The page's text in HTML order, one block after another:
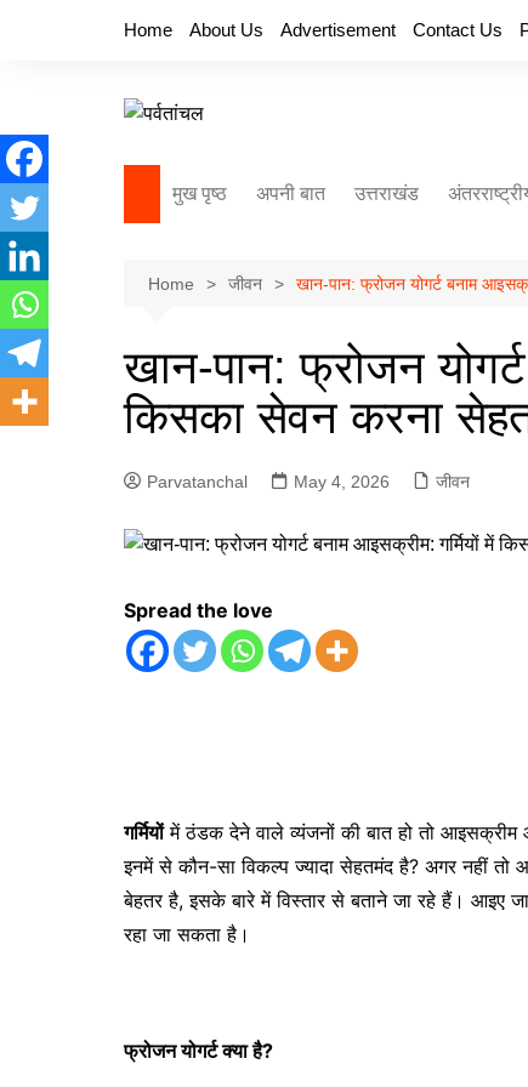
Home About Us Advertisement Contact Us
मुख पृष्ठ अपनी बात उत्तराखंड
Home जीवन खान-पान: फ्रोजन योगर्ट बनाम
खान-पान: फ्रोजन
किसका सेवन करना
Parvatanchal May 4, 2026 जीवन
Spread the love
गर्मियोंमें ठंडक देने वाले व्यंजनों की बात हो तो
इनमें से कौन-सा विकल्प ज्यादा सेहतमंद है? अगर नहीं
बेहतर है, इसके बारे में विस्तार से बताने जा रहे हैं। आइए
रहा जा सकता है।
फ्रोजन योगर्ट क्या है?